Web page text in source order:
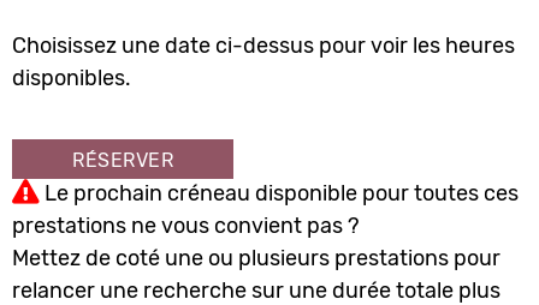
Choisissez une date ci-dessus pour voir les heures
disponibles.
RÉSERVER
Le prochain créneau disponible pour toutes ces
prestations ne vous convient pas ?
Mettez de coté une ou plusieurs prestations pour
relancer une recherche sur une durée totale plus